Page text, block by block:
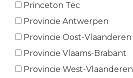
Princeton Tec
Provincie Antwerpen
Provincie Oost-Vlaanderen
Provincie Vlaams-Brabant
Provincie West-Vlaanderen